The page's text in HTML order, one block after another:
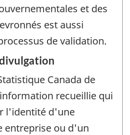
et des
est aussi
de validation.
Canada de
recueillie qui
l'identité d'une
entreprise ou d'un